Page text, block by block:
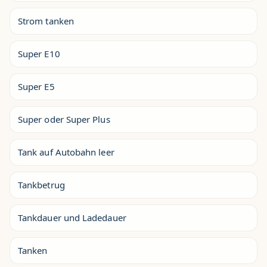
Strom tanken
Super E10
Super E5
Super oder Super Plus
Tank auf Autobahn leer
Tankbetrug
Tankdauer und Ladedauer
Tanken